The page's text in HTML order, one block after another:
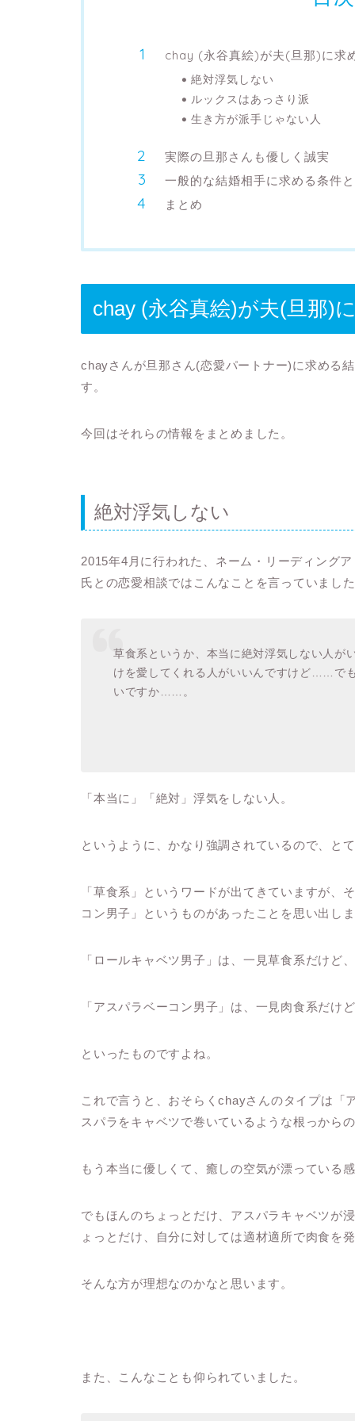
chay (永谷真絵)が夫(旦那)に求
絶対浮気しない
ルックスはあっさり派
生き方が派手じゃない人
実際の旦那さんも優しく誠実
一般的な結婚相手に求める条件
まとめ
chay (永谷真絵)が夫(旦那)
chayさんが旦那さん(恋愛パートナー)に求める
す。
今回はそれらの情報をまとめました。
絶対浮気しない
2015年4月に行われた、ネーム・リーディング
氏との恋愛相談ではこんなことを言っていまし
草食系というか、本当に絶対浮気しない人
けを愛してくれる人がいいんですけど……で
いですか……。
「本当に」「絶対」浮気をしない人。
というように、かなり強調されているので、と
「草食系」というワードが出てきていますが
コン男子」というものがあったことを思い出し
「ロールキャベツ男子」は、一見草食系だけど
「アスパラベーコン男子」は、一見肉食系だけ
といったものですよね。
これで言うと、おそらくchayさんのタイプは「
スパラをキャベツで巻いているような根っから
もう本当に優しくて、癒しの空気が漂っている
でもほんのちょっとだけ、アスパラキャベツが
ょっとだけ、自分に対しては適材適所で肉食を
そんな方が理想なのかなと思います。
また、こんなことも仰られていました。